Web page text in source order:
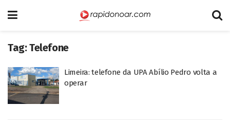
Tag:Telefone
Limeira: telefone da UPA Abílio Pedro volta a
operar